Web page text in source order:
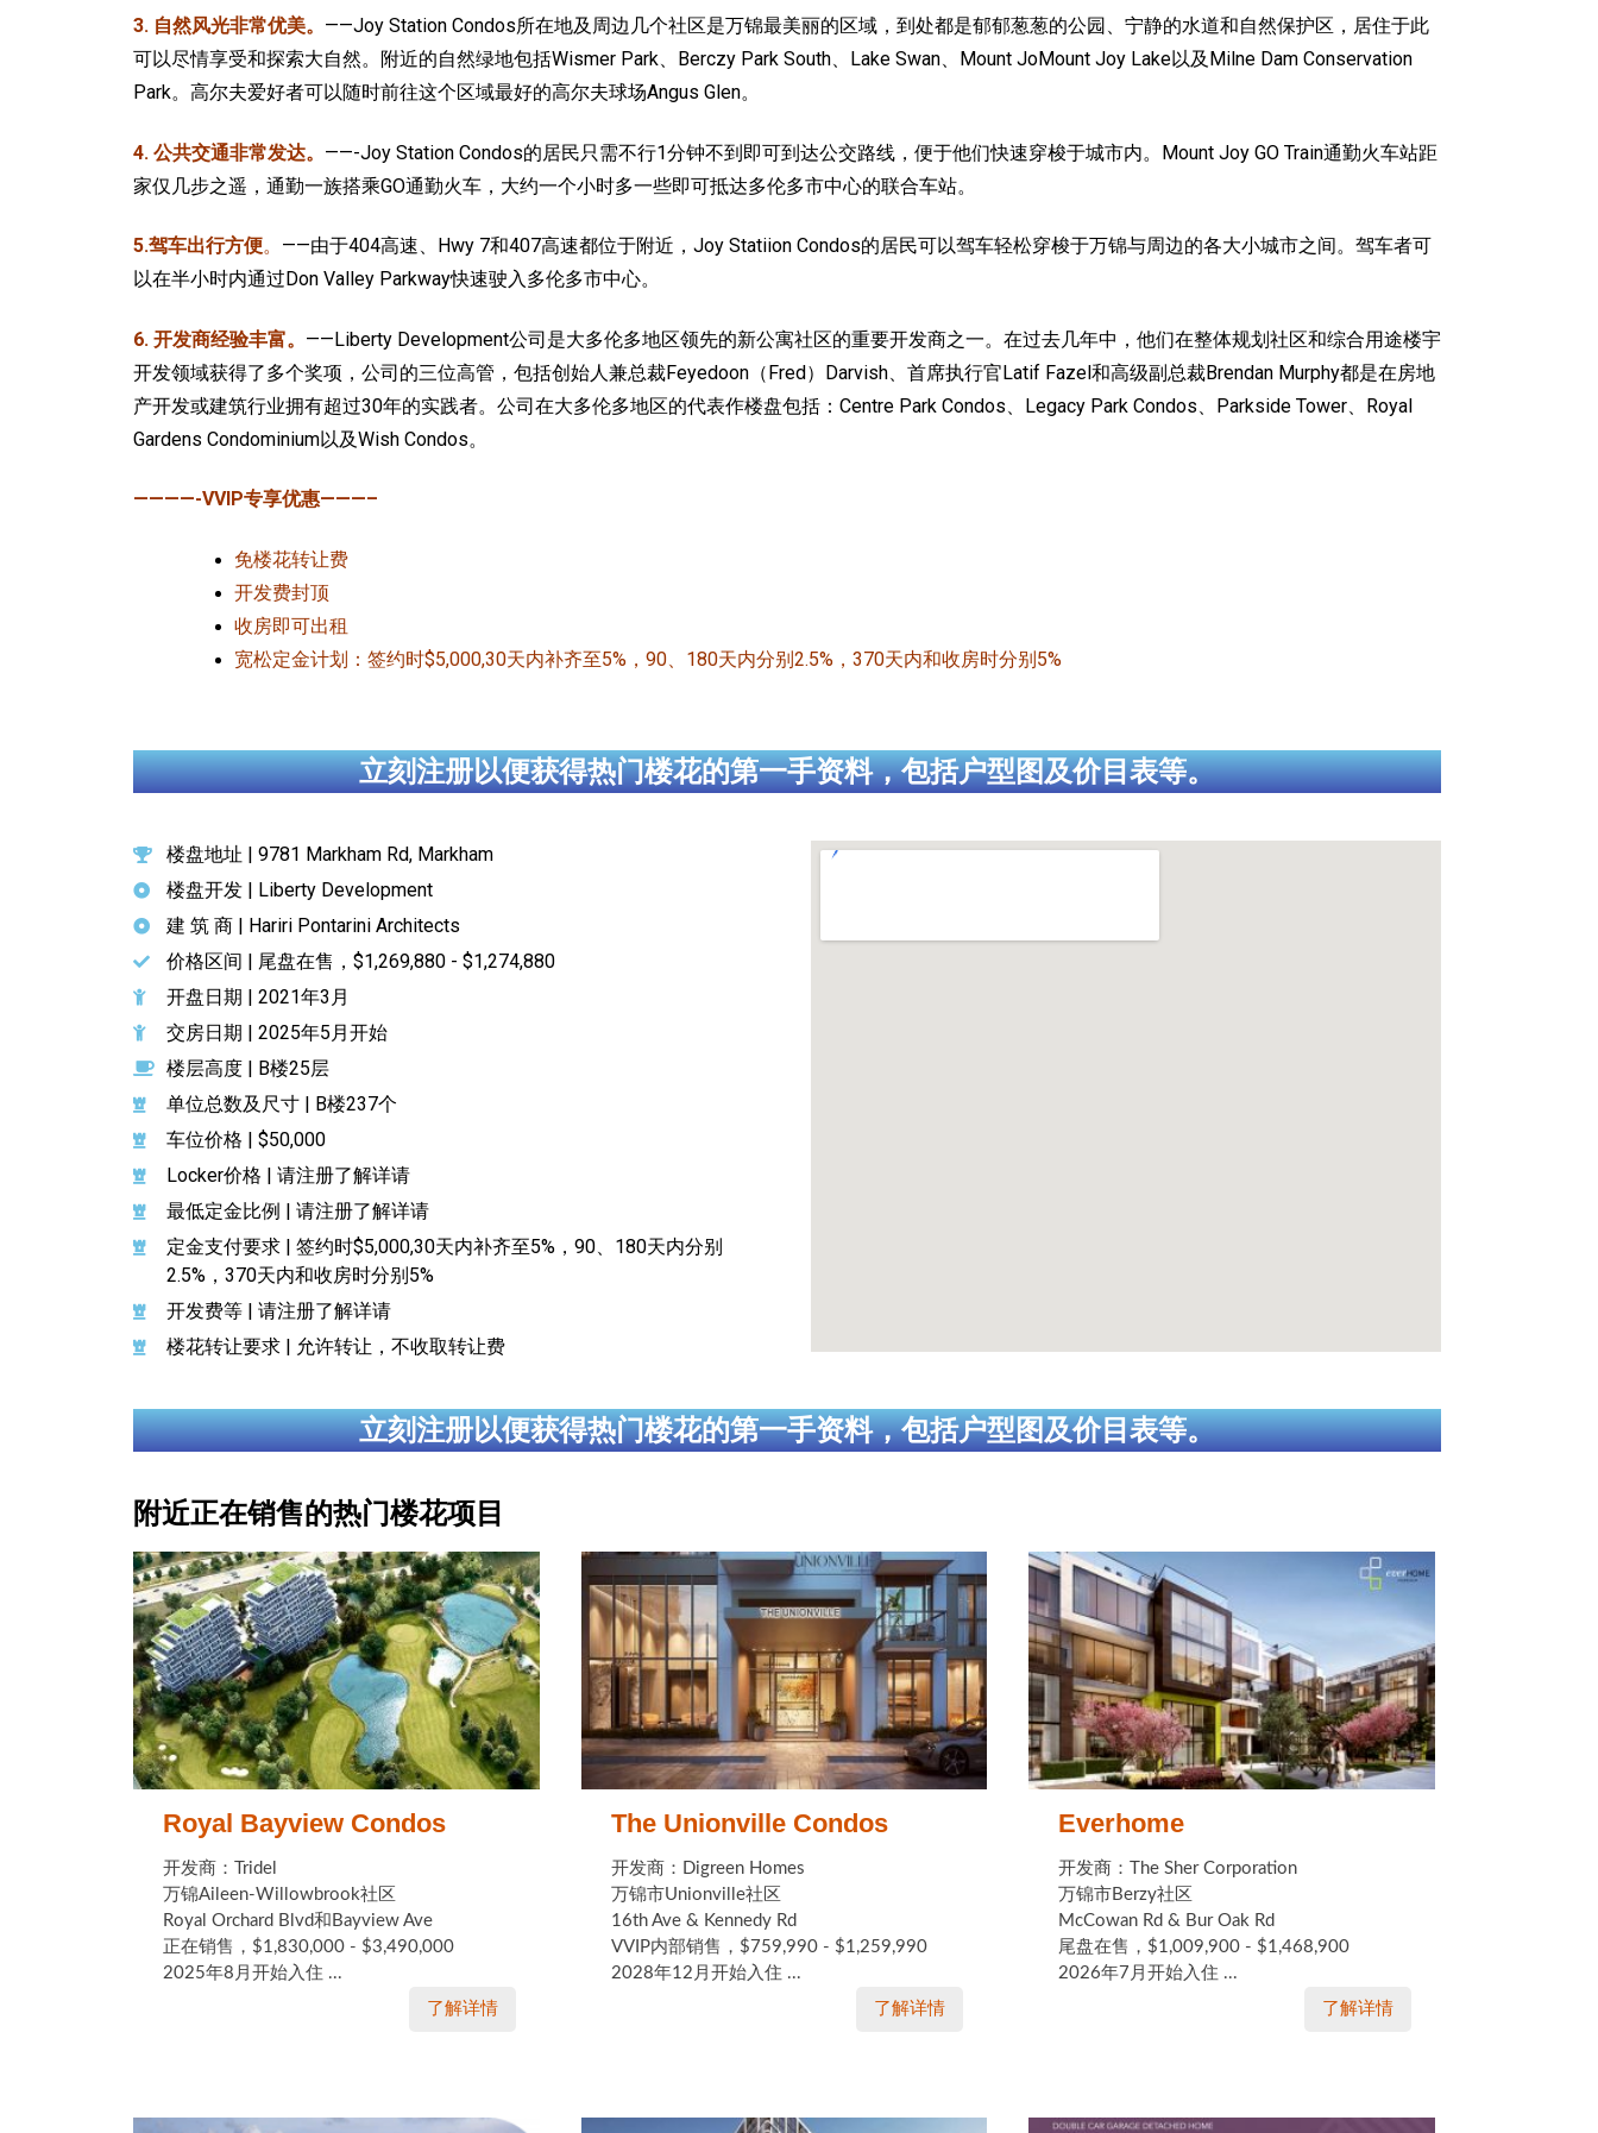
3. 自然风光非常优美。 ——Joy Station Condos所在地及周边几个社区是万锦最美丽的区域，到处都是郁郁葱葱的公园、宁静的水道和自然保护区，居住于此
可以尽情享受和探索大自然。附近的自然绿地包括Wismer Park、Berczy Park South、Lake Swan、Mount JoMount Joy Lake以及Milne Dam Conservation
Park。高尔夫爱好者可以随时前往这个区域最好的高尔夫球场Angus Glen。
4. 公共交通非常发达。 ——-Joy Station Condos的居民只需不行1分钟不到即可到达公交路线，便于他们快速穿梭于城市内。Mount Joy GO Train通勤火车站距
家仅几步之遥，通勤一族搭乘GO通勤火车，大约一个小时多一些即可抵达多伦多市中心的联合车站。
5.驾车出行方便。 ——由于404高速、Hwy 7和407高速都位于附近，Joy Statiion Condos的居民可以驾车轻松穿梭于万锦与周边的各大小城市之间。驾车者可
以在半小时内通过Don Valley Parkway快速驶入多伦多市中心。
6. 开发商经验丰富。 ——Liberty Development公司是大多伦多地区领先的新公寓社区的重要开发商之一。在过去几年中，他们在整体规划社区和综合用途楼宇
开发领域获得了多个奖项，公司的三位高管，包括创始人兼总裁Feyedoon（Fred）Darvish、首席执行官Latif Fazel和高级副总裁Brendan Murphy都是在房地
产开发或建筑行业拥有超过30年的实践者。公司在大多伦多地区的代表作楼盘包括：Centre Park Condos、Legacy Park Condos、Parkside Tower、Royal
Gardens Condominium以及Wish Condos。
————-VVIP专享优惠———–
免楼花转让费
开发费封顶
收房即可出租
宽松定金计划：签约时$5,000,30天内补齐至5%，90、180天内分别2.5%，370天内和收房时分别5%
立刻注册以便获得热门楼花的第一手资料，包括户型图及价目表等。
楼盘地址 | 9781 Markham Rd, Markham
楼盘开发 | Liberty Development
建 筑 商 | Hariri Pontarini Architects
价格区间 | 尾盘在售，$1,269,880 - $1,274,880
开盘日期 | 2021年3月
交房日期 | 2025年5月开始
楼层高度 | B楼25层
单位总数及尺寸 | B楼237个
车位价格 | $50,000
Locker价格 | 请注册了解详请
最低定金比例 | 请注册了解详请
定金支付要求 | 签约时$5,000,30天内补齐至5%，90、180天内分别
2.5%，370天内和收房时分别5%
开发费等 | 请注册了解详请
楼花转让要求 | 允许转让，不收取转让费
立刻注册以便获得热门楼花的第一手资料，包括户型图及价目表等。
附近正在销售的热门楼花项目
Royal Bayview Condos
开发商：Tridel
万锦Aileen-Willowbrook社区
Royal Orchard Blvd和Bayview Ave
正在销售，$1,830,000 - $3,490,000
2025年8月开始入住 ...
了解详情
The Unionville Condos
开发商：Digreen Homes
万锦市Unionville社区
16th Ave & Kennedy Rd
VVIP内部销售，$759,990 - $1,259,990
2028年12月开始入住 ...
了解详情
Everhome
开发商：The Sher Corporation
万锦市Berzy社区
McCowan Rd & Bur Oak Rd
尾盘在售，$1,009,900 - $1,468,900
2026年7月开始入住 ...
了解详情